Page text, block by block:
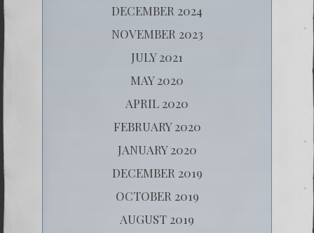
DECEMBER 2024
NOVEMBER 2023
JULY 2021
MAY 2020
APRIL 2020
FEBRUARY 2020
JANUARY 2020
DECEMBER 2019
OCTOBER 2019
AUGUST 2019